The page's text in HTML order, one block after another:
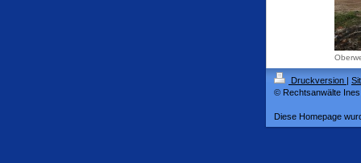
Druckversion |
© Rechtsanwälte
Diese Homepage